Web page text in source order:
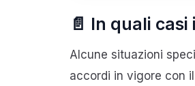
📄 In quali
Alcune situazioni
accordi in vigore con